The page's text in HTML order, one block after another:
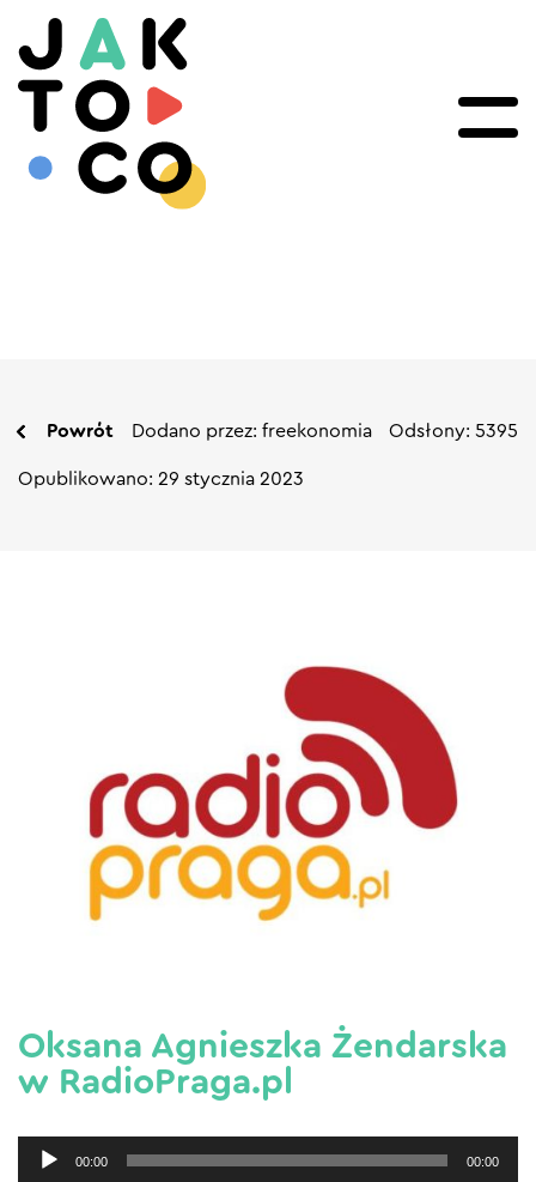
Powrót Dodano przez: freekonomia Odsłony: 5395
Opublikowano: 29 stycznia 2023
Oksana Agnieszka Żendarska
w RadioPraga.pl
Odtwarzacz
plików00:00 00:00